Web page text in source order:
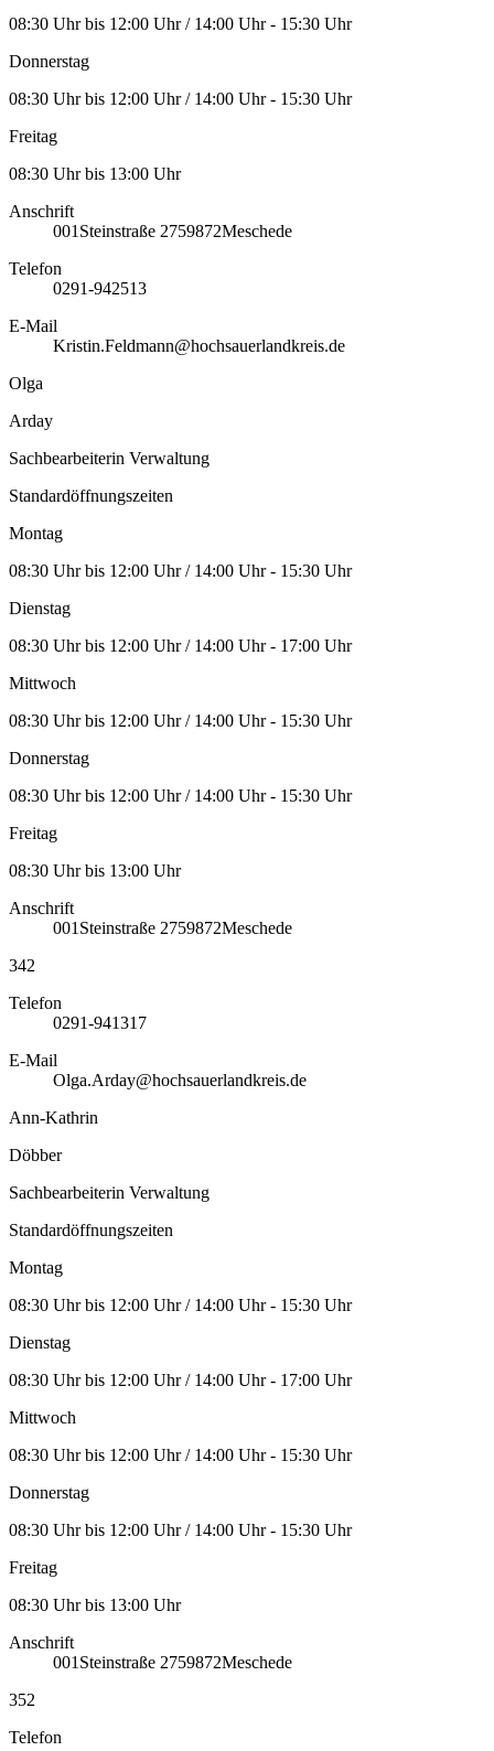
08:30 Uhr bis 12:00 Uhr / 14:00 Uhr - 15:30 Uhr
Donnerstag
08:30 Uhr bis 12:00 Uhr / 14:00 Uhr - 15:30 Uhr
Freitag
08:30 Uhr bis 13:00 Uhr
Anschrift
001 Steinstraße 2759872Meschede
Telefon
0291-942513
E-Mail
Kristin.Feldmann@hochsauerlandkreis.de
Olga
Arday
Sachbearbeiterin Verwaltung
Standardöffnungszeiten
Montag
08:30 Uhr bis 12:00 Uhr / 14:00 Uhr - 15:30 Uhr
Dienstag
08:30 Uhr bis 12:00 Uhr / 14:00 Uhr - 17:00 Uhr
Mittwoch
08:30 Uhr bis 12:00 Uhr / 14:00 Uhr - 15:30 Uhr
Donnerstag
08:30 Uhr bis 12:00 Uhr / 14:00 Uhr - 15:30 Uhr
Freitag
08:30 Uhr bis 13:00 Uhr
Anschrift
001 Steinstraße 2759872Meschede
342
Telefon
0291-941317
E-Mail
Olga.Arday@hochsauerlandkreis.de
Ann-Kathrin
Döbber
Sachbearbeiterin Verwaltung
Standardöffnungszeiten
Montag
08:30 Uhr bis 12:00 Uhr / 14:00 Uhr - 15:30 Uhr
Dienstag
08:30 Uhr bis 12:00 Uhr / 14:00 Uhr - 17:00 Uhr
Mittwoch
08:30 Uhr bis 12:00 Uhr / 14:00 Uhr - 15:30 Uhr
Donnerstag
08:30 Uhr bis 12:00 Uhr / 14:00 Uhr - 15:30 Uhr
Freitag
08:30 Uhr bis 13:00 Uhr
Anschrift
001 Steinstraße 2759872Meschede
352
Telefon